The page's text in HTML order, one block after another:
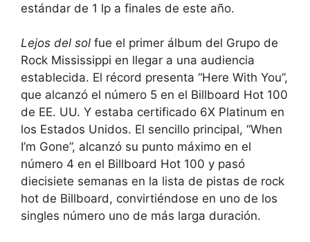
estándar de 1 lp a finales de este año.
Lejos del sol fue el primer álbum del Grupo de
Rock Mississippi en llegar a una audiencia
establecida. El récord presenta “Here With You”,
que alcanzó el número 5 en el Billboard Hot 100
de EE. UU. Y estaba certificado 6X Platinum en
los Estados Unidos. El sencillo principal, “When
I’m Gone”, alcanzó su punto máximo en el
número 4 en el Billboard Hot 100 y pasó
diecisiete semanas en la lista de pistas de rock
hot de Billboard, convirtiéndose en uno de los
singles número uno de más larga duración.